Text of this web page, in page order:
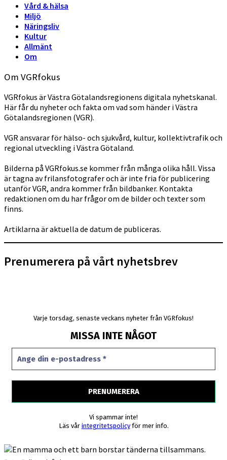
Vård & hälsa
Miljö
Näringsliv
Kultur
Allmänt
Om
Om VGRfokus
VGRfokus är Västra Götalandsregionens digitala nyhetskanal.
Här får du nyheter och fakta om vad som händer i Västra
Götalandsregionen (VGR).
VGR ansvarar för hälso- och sjukvård, kultur, kollektivtrafik och
regional utveckling i Västra Götaland.
Bilderna på VGRfokus.se kommer från många olika håll. Vissa
är tagna av frilansfotografer och är inte fria för publicering
utanför VGR, andra kommer från bildbanker. Kontakta
redaktionen om du har frågor om de bilder och texter som
finns.
Artiklarna är aktuella de datum de publiceras.
Prenumerera på vårt nyhetsbrev
Varje torsdag, senaste veckans nyheter från VGRfokus!
MISSA INTE NÅGOT
Vi spammar inte!
Läs vår integritetspolicyför mer info.